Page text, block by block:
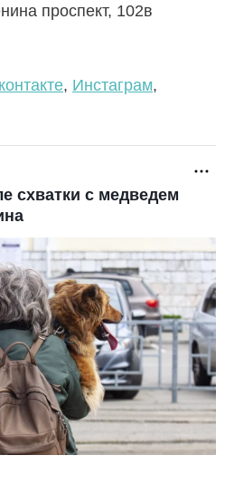
проспект, 102в
, Инстаграм,
схватки с медведем